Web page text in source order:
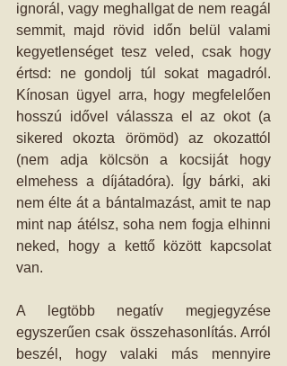
ignorál, vagy meghallgat de nem reagál
semmit, majd rövid időn belül valami
kegyetlenséget tesz veled, csak hogy
értsd: ne gondolj túl sokat magadról.
Kínosan ügyel arra, hogy megfelelően
hosszú idővel válassza el az okot (a
sikered okozta örömöd) az okozattól
(nem adja kölcsön a kocsiját hogy
elmehess a díjátadóra). Így bárki, aki
nem élte át a bántalmazást, amit te nap
mint nap átélsz, soha nem fogja elhinni
neked, hogy a kettő között kapcsolat
van.
A legtöbb negatív megjegyzése
egyszerűen csak összehasonlítás. Arról
beszél, hogy valaki más mennyire